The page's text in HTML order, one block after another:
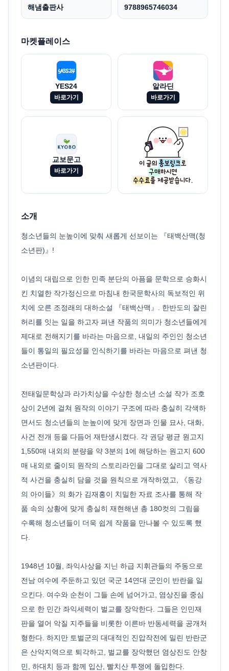
해냄출판사 9788965746034
마켓플레이스
YES24
바로가기
알라딘
바로가기
교보문고
바로가기
소개
청소년들의 눈높이에 맞춰 새롭게 선보이는 『태백산맥(청
소년판)』!
이념의 대립으로 인한 민족 분단의 아픔을 문학으로 승화시
킨 치열한 작가정신으로 마침내 한국문학사의 독보적인 위
치에 오른 조정래의 대하소설 『태백산맥』. 한반도의 잘린
허리를 잇는 일을 하고자 펴낸 작품의 의미가 청소년들에게
제대로 전해지기를 바라는 마음으로, 내일의 주인인 청소년
들이 통일의 필요성을 인식하기를 바라는 마음으로 펴낸 청
소년판이다.
전태일문학상과 라가치상을 수상한 청소년 소설 작가 조호
상이 2년에 걸쳐 원작의 이야기 구조에 따라 충실히 각색하
면서도 청소년들의 눈높이에 맞게 장면과 인물 묘사, 대화,
사건 전개 등을 다듬어 재탄생시켰다. 각 권당 평균 원고지
1,550매 내외의 분량을 약 3분의 1에 해당하는 원고지 600
매 내외로 줄이되 원작의 스토리라인을 그대로 살리고 역사
적 사건을 충실히 담을 것을 원칙으로 개작하였고, 《동강
의 아이들》의 화가 김재홍이 치밀한 자료 조사를 통해 작
품 속의 상황에 맞게 충실히 재현해낸 총 180컷의 그림을
수록해 청소년들이 더욱 쉽게 작품을 만나볼 수 있도록 했
다.
1948년 10월, 좌익사상을 지닌 하급 지휘관들의 주동으로
전남 여수에 주둔하고 있던 국군 14연대 군인이 반란을 일
으킨다. 여수와 순천이 그들 손에 넘어가고, 염상진을 중심
으로 한 민간 좌익세력이 벌교를 장악한다. 그들은 인민재
판을 열어 악질 지주들을 비롯한 이른바 반동세력을 공개처
형한다. 하지만 토벌군의 대대적인 진압작전에 밀린 반란군
은 산악지역으로 퇴각하고, 벌교를 장악했던 염상진도 안창
민, 하대치 등과 함께 입산, 빨치산 투쟁에 돌입한다.